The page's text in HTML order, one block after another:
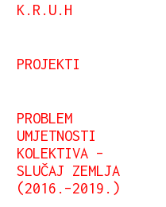
K.R.U.H
PROJEKTI
PROBLEM
UMJETNOSTI
KOLEKTIVA –
SLUČAJ ZEMLJA
(2016.–2019.)